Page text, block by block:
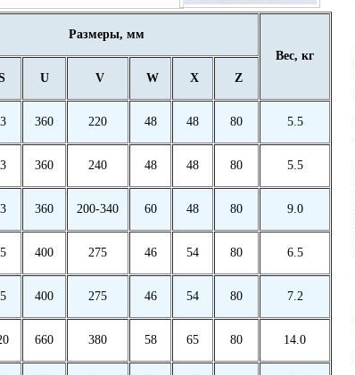
Размеры, мм
Вес, кг
U V W X Z
360 220 48 48 80 5.5
360 240 48 48 80 5.5
360 200-340 60 48 80 9.0
400 275 46 54 80 6.5
400 275 46 54 80 7.2
660 380 58 65 80 14.0